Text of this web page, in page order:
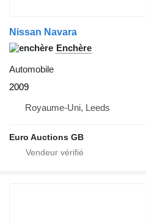
Nissan Navara
Enchère
Automobile
2009
Royaume-Uni, Leeds
Euro Auctions GB